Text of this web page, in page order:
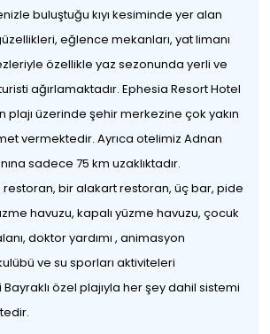
buluştuğu kıyı kesiminde yer alan
eğlence mekanları, yat limanı
özellikle yaz sezonunda yerli ve
ağırlamaktadır. Ephesia Resort Hotel
plajı üzerinde şehir merkezine çok yakın
vermektedir. Ayrıca otelimiz Adnan
sadece 75 km uzaklıktadır.
bir alakart restoran, üç bar, pide
havuzu, kapalı yüzme havuzu, çocuk
doktor yardımı , animasyon
ve su sporları aktiviteleri
özel plajıyla her şey dahil sistemi